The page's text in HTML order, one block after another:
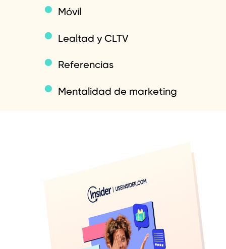
Móvil
Lealtad y CLTV
Referencias
Mentalidad de marketing